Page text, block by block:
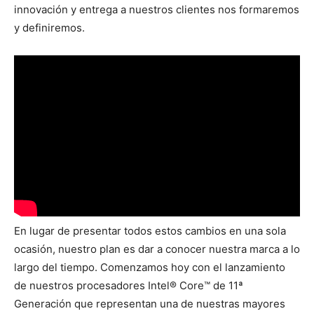
innovación y entrega a nuestros clientes nos formaremos
y definiremos.
En lugar de presentar todos estos cambios en una sola
ocasión, nuestro plan es dar a conocer nuestra marca a lo
largo del tiempo. Comenzamos hoy con el lanzamiento
de nuestros procesadores Intel® Core™ de 11ª
Generación que representan una de nuestras mayores